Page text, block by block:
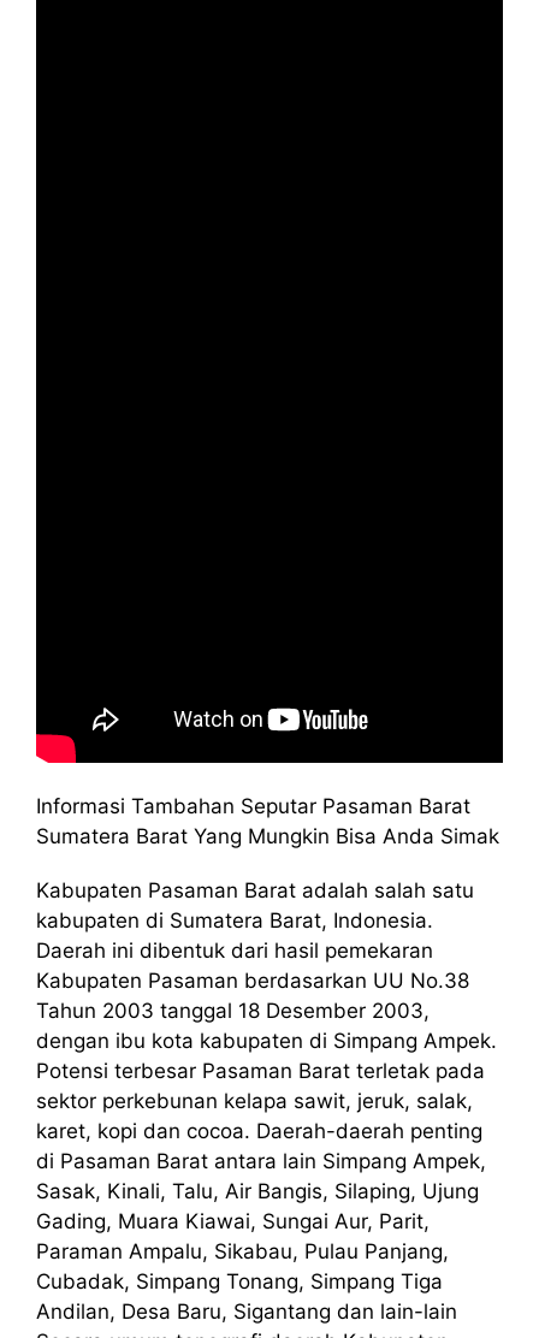
Informasi Tambahan Seputar Pasaman Barat
Sumatera Barat Yang Mungkin Bisa Anda Simak
Kabupaten Pasaman Barat adalah salah satu
kabupaten di Sumatera Barat, Indonesia.
Daerah ini dibentuk dari hasil pemekaran
Kabupaten Pasaman berdasarkan UU No.38
Tahun 2003 tanggal 18 Desember 2003,
dengan ibu kota kabupaten di Simpang Ampek.
Potensi terbesar Pasaman Barat terletak pada
sektor perkebunan kelapa sawit, jeruk, salak,
karet, kopi dan cocoa. Daerah-daerah penting
di Pasaman Barat antara lain Simpang Ampek,
Sasak, Kinali, Talu, Air Bangis, Silaping, Ujung
Gading, Muara Kiawai, Sungai Aur, Parit,
Paraman Ampalu, Sikabau, Pulau Panjang,
Cubadak, Simpang Tonang, Simpang Tiga
Andilan, Desa Baru, Sigantang dan lain-lain